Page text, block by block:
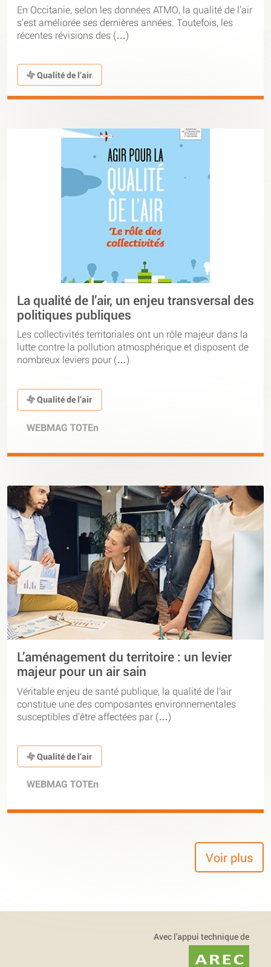
En Occitanie, selon les données ATMO, la qualité de l’air
s’est améliorée ses dernières années. Toutefois, les
récentes révisions des (…)
Qualité de l’air
La qualité de l’air, un enjeu transversal des
politiques publiques
Les collectivités territoriales ont un rôle majeur dans la
lutte contre la pollution atmosphérique et disposent de
nombreux leviers pour (…)
Qualité de l’air
WEBMAG TOTEn
L’aménagement du territoire : un levier
majeur pour un air sain
Véritable enjeu de santé publique, la qualité de l’air
constitue une des composantes environnementales
susceptibles d’être affectées par (…)
Qualité de l’air
WEBMAG TOTEn
Voir plus
Avec l'appui technique de